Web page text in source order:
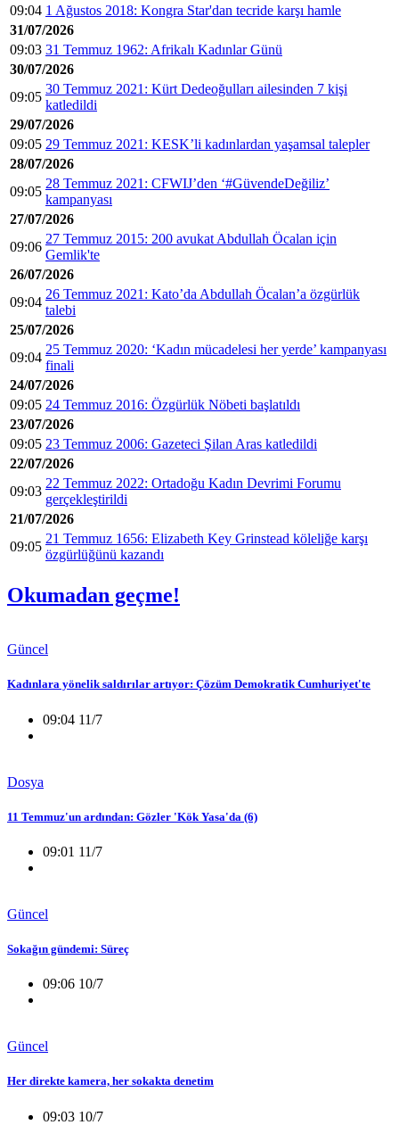
09:04 1 Ağustos 2018: Kongra Star'dan tecride karşı hamle
31/07/2026
09:03 31 Temmuz 1962: Afrikalı Kadınlar Günü
30/07/2026
09:05
30 Temmuz 2021: Kürt Dedeoğulları ailesinden 7 kişi
katledildi
29/07/2026
09:05 29 Temmuz 2021: KESK’li kadınlardan yaşamsal talepler
28/07/2026
09:05
28 Temmuz 2021: CFWIJ’den ‘#GüvendeDeğiliz’
kampanyası
27/07/2026
09:06
27 Temmuz 2015: 200 avukat Abdullah Öcalan için
Gemlik'te
26/07/2026
09:04
26 Temmuz 2021: Kato’da Abdullah Öcalan’a özgürlük
talebi
25/07/2026
09:04
25 Temmuz 2020: ‘Kadın mücadelesi her yerde’ kampanyası
finali
24/07/2026
09:05 24 Temmuz 2016: Özgürlük Nöbeti başlatıldı
23/07/2026
09:05 23 Temmuz 2006: Gazeteci Şilan Aras katledildi
22/07/2026
09:03
22 Temmuz 2022: Ortadoğu Kadın Devrimi Forumu
gerçekleştirildi
21/07/2026
09:05
21 Temmuz 1656: Elizabeth Key Grinstead köleliğe karşı
özgürlüğünü kazandı
Okumadan geçme!
Güncel
Kadınlara yönelik saldırılar artıyor: Çözüm Demokratik Cumhuriyet'te
09:04 11/7
Dosya
11 Temmuz'un ardından: Gözler 'Kök Yasa'da (6)
09:01 11/7
Güncel
Sokağın gündemi: Süreç
09:06 10/7
Güncel
Her direkte kamera, her sokakta denetim
09:03 10/7